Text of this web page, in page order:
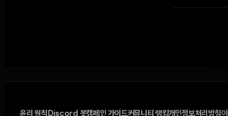
윤리 원칙 Discord 봇캠페인 가이드커뮤니티 랭킹개인정보처리방침이